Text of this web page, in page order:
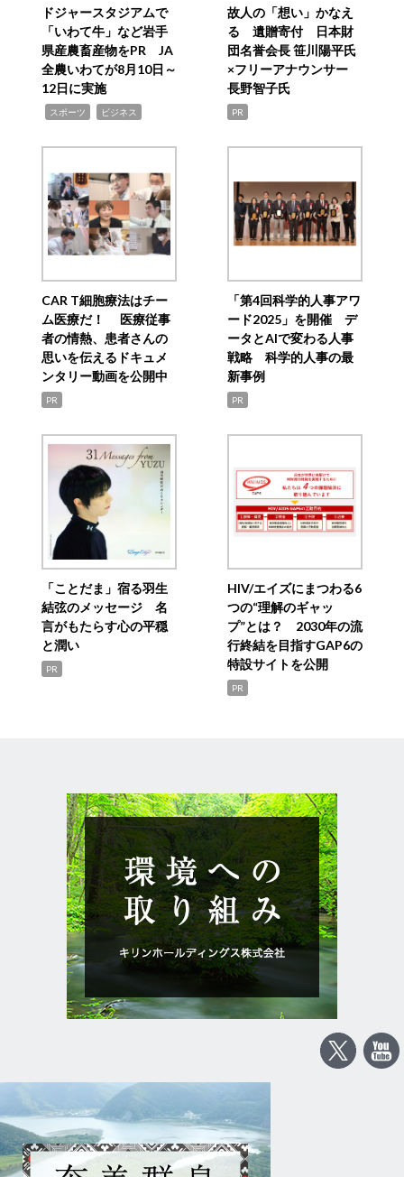
ドジャースタジアムで
「いわて牛」など岩手
県産農畜産物をPR JA
全農いわてが8月10日～
12日に実施
スポーツ ビジネス
故人の「想い」かなえ
る 遺贈寄付 日本財
団名誉会長 笹川陽平氏
×フリーアナウンサー
長野智子氏
PR
CAR T細胞療法はチー
ム医療だ！ 医療従事
者の情熱、患者さんの
思いを伝えるドキュメ
ンタリー動画を公開中
PR
「第4回科学的人事アワ
ード2025」を開催 デ
ータとAIで変わる人事
戦略 科学的人事の最
新事例
PR
「ことだま」宿る羽生
結弦のメッセージ 名
言がもたらす心の平穏
と潤い
PR
HIV/エイズにまつわる6
つの“理解のギャッ
プ”とは？ 2030年の流
行終結を目指すGAP6の
特設サイトを公開
PR